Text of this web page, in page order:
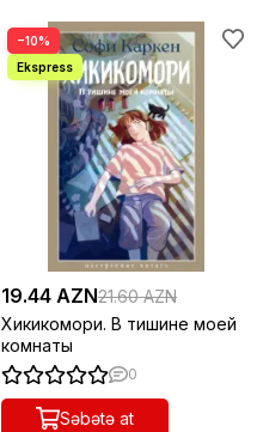
−10%
19.44 AZN21.60 AZN
Хикикомори. В тишине моей
комнаты
0
Səbətə at